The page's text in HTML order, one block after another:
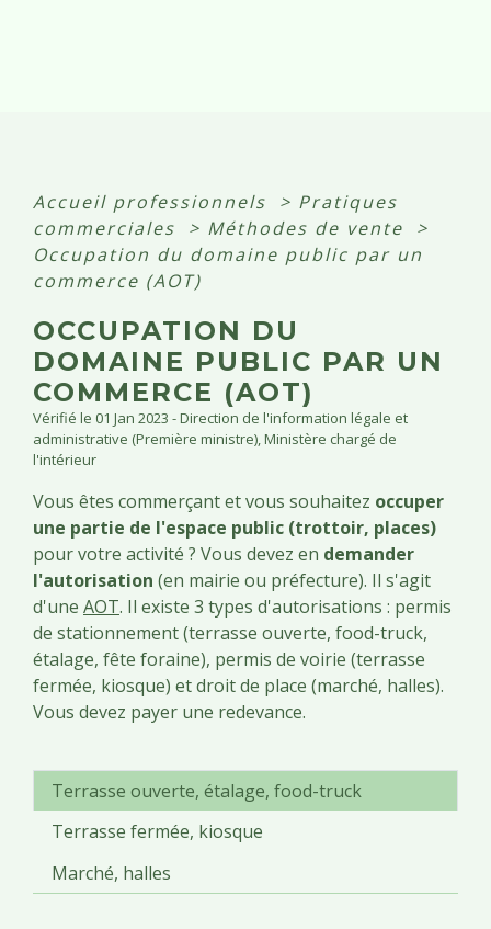
Accueil professionnels > Pratiques
commerciales
> Méthodes de vente
>
Occupation du domaine public par un
commerce (AOT)
OCCUPATION DU
DOMAINE PUBLIC PAR UN
COMMERCE (AOT)
Vérifié le 01 Jan 2023 - Direction de l'information légale et
administrative (Première ministre), Ministère chargé de
l'intérieur
Vous êtes commerçant et vous souhaitez occuper
une partie de l'espace public (trottoir, places)
pour votre activité ? Vous devez en demander
l'autorisation (en mairie ou préfecture). Il s'agit
d'une AOT. Il existe 3 types d'autorisations : permis
de stationnement (terrasse ouverte, food-truck,
étalage, fête foraine), permis de voirie (terrasse
fermée, kiosque) et droit de place (marché, halles).
Vous devez payer une redevance.
Terrasse ouverte, étalage, food-truck
Terrasse fermée, kiosque
Marché, halles